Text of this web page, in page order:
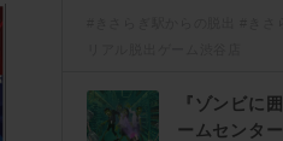
『ゾンビに
ームセンタ